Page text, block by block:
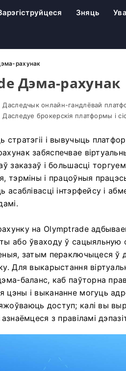
Зняць
рахунак
Дэма-рахунак
Даследчык онлайн-гандлёвай
Даследуе брокерскія платформы і
стратэгіі і вывучыць
забяспечвае
заказаў і большасці
тэрміны і працоўныя
асаблівасці інтэрфейсу і
на Olymptrade
або ўваходу ў сацыяльную
затым пераключыцеся
Для выкарыстання
баланс, каб паўторна
і выкананне могуць
доступ; калі вы
з правіламі